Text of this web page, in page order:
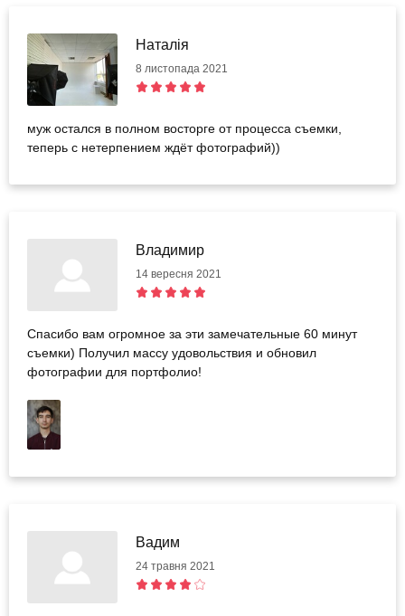
Наталія
8 листопада 2021
муж остался в полном восторге от процесса съемки,
теперь с нетерпением ждёт фотографий))
Владимир
14 вересня 2021
Спасибо вам огромное за эти замечательные 60 минут
съемки) Получил массу удовольствия и обновил
фотографии для портфолио!
Вадим
24 травня 2021